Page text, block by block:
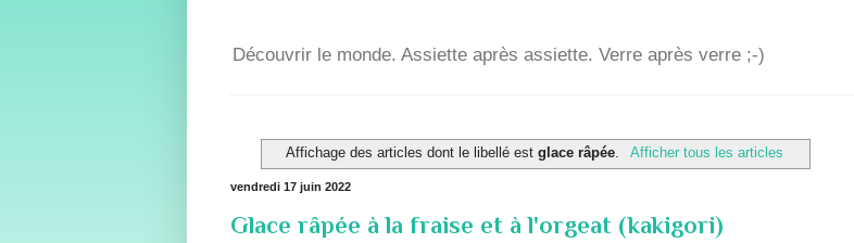
Découvrir le monde. Assiette après assiette. Verre après verre ;-)
Affichage des articles dont le libellé estglace râpée. Afficher tous les articles
vendredi 17 juin 2022
Glace râpée à la fraise et à l'orgeat (kakigori)